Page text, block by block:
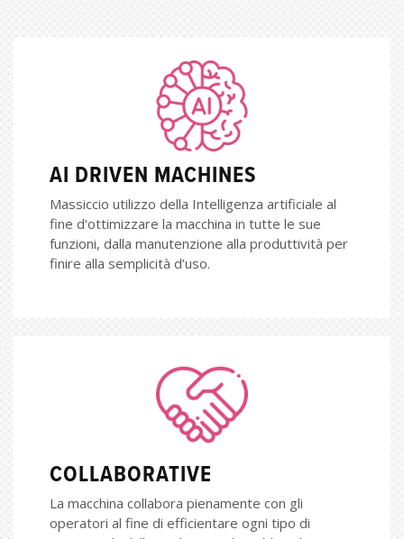
AI DRIVEN MACHINES
Massiccio utilizzo della Intelligenza artificiale al
fine d'ottimizzare la macchina in tutte le sue
funzioni, dalla manutenzione alla produttività per
finire alla semplicità d’uso.
COLLABORATIVE
La macchina collabora pienamente con gli
operatori al fine di efficientare ogni tipo di